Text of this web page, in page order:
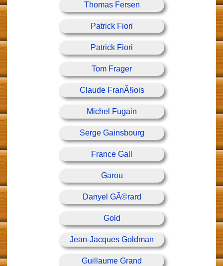
Thomas Fersen
Patrick Fiori
Patrick Fiori
Tom Frager
Claude FranÃ§ois
Michel Fugain
Serge Gainsbourg
France Gall
Garou
Danyel GÃ©rard
Gold
Jean-Jacques Goldman
Guillaume Grand